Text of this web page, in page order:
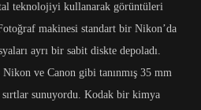
teknolojiyi kullanarak görüntüleri
makinesi standart bir Nikon’da
ayrı bir sabit diskte depoladı.
ve Canon gibi tanınmış 35 mm
sunuyordu. Kodak bir kimya